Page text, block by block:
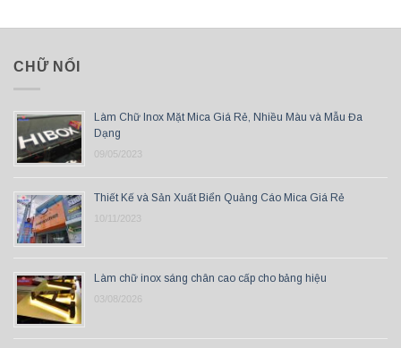
CHỮ NỔI
Làm Chữ Inox Mặt Mica Giá Rẻ, Nhiều Màu và Mẫu Đa
Dạng
09/05/2023
Thiết Kế và Sản Xuất Biển Quảng Cáo Mica Giá Rẻ
10/11/2023
Làm chữ inox sáng chân cao cấp cho bảng hiệu
03/08/2026